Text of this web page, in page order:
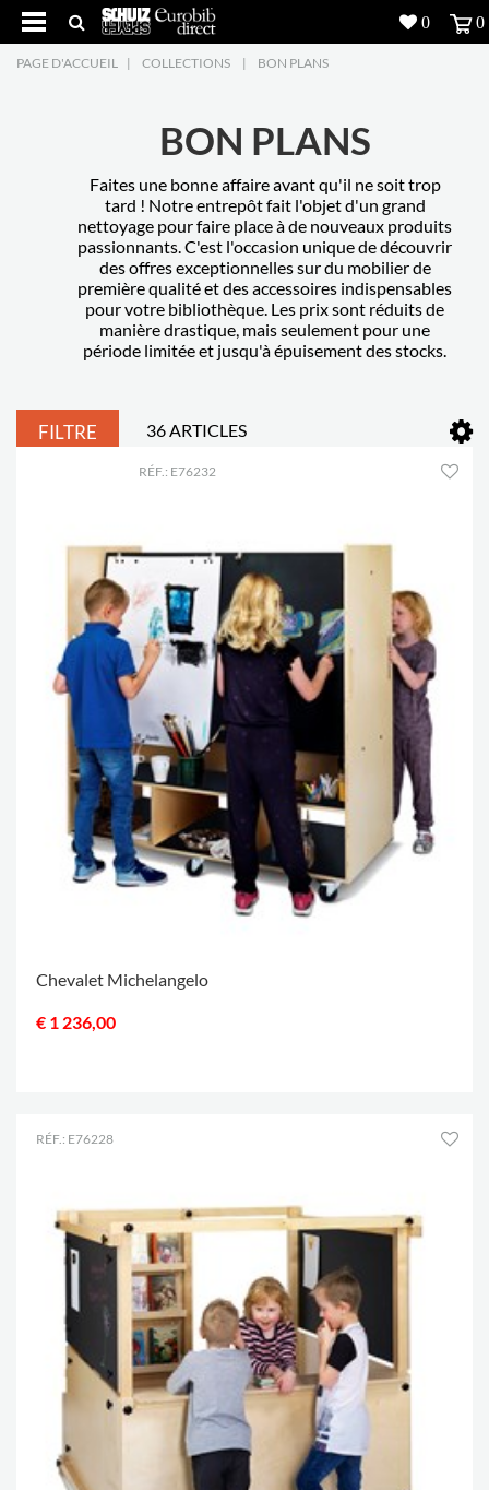
Produits
Inspiration
Downloads
7
L'entreprise
PAGE D'ACCUEIL | COLLECTIONS | BON PLANS
BON PLANS
Faites une bonne affaire avant qu'il ne soit trop
tard ! Notre entrepôt fait l'objet d'un grand
nettoyage pour faire place à de nouveaux produits
passionnants. C'est l'occasion unique de découvrir
des offres exceptionnelles sur du mobilier de
première qualité et des accessoires indispensables
pour votre bibliothèque. Les prix sont réduits de
manière drastique, mais seulement pour une
période limitée et jusqu'à épuisement des stocks.
FILTRE 36 ARTICLES
RÉF.: E76232
Chevalet Michelangelo
€ 1 236,00
RÉF.: E76228
0 0